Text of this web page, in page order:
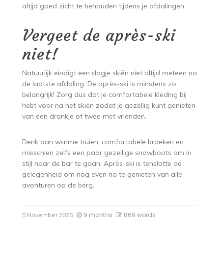
altijd goed zicht te behouden tijdens je afdalingen.
Vergeet de après-ski
niet!
Natuurlijk eindigt een dagje skiën niet altijd meteen na
de laatste afdaling. De après-ski is minstens zo
belangrijk! Zorg dus dat je comfortabele kleding bij
hebt voor na het skiën zodat je gezellig kunt genieten
van een drankje of twee met vrienden.
Denk aan warme truien, comfortabele broeken en
misschien zelfs een paar gezellige snowboots om in
stijl naar de bar te gaan. Après-ski is tenslotte dé
gelegenheid om nog even na te genieten van alle
avonturen op de berg.
5 November 2025 9 months 869 words